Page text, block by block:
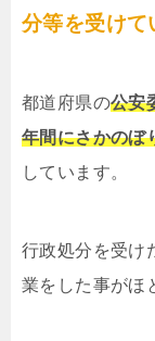
分等を受けて
都道府県の公安
年間にさかのぼ
しています。
行政処分を受け
業をした事がほ